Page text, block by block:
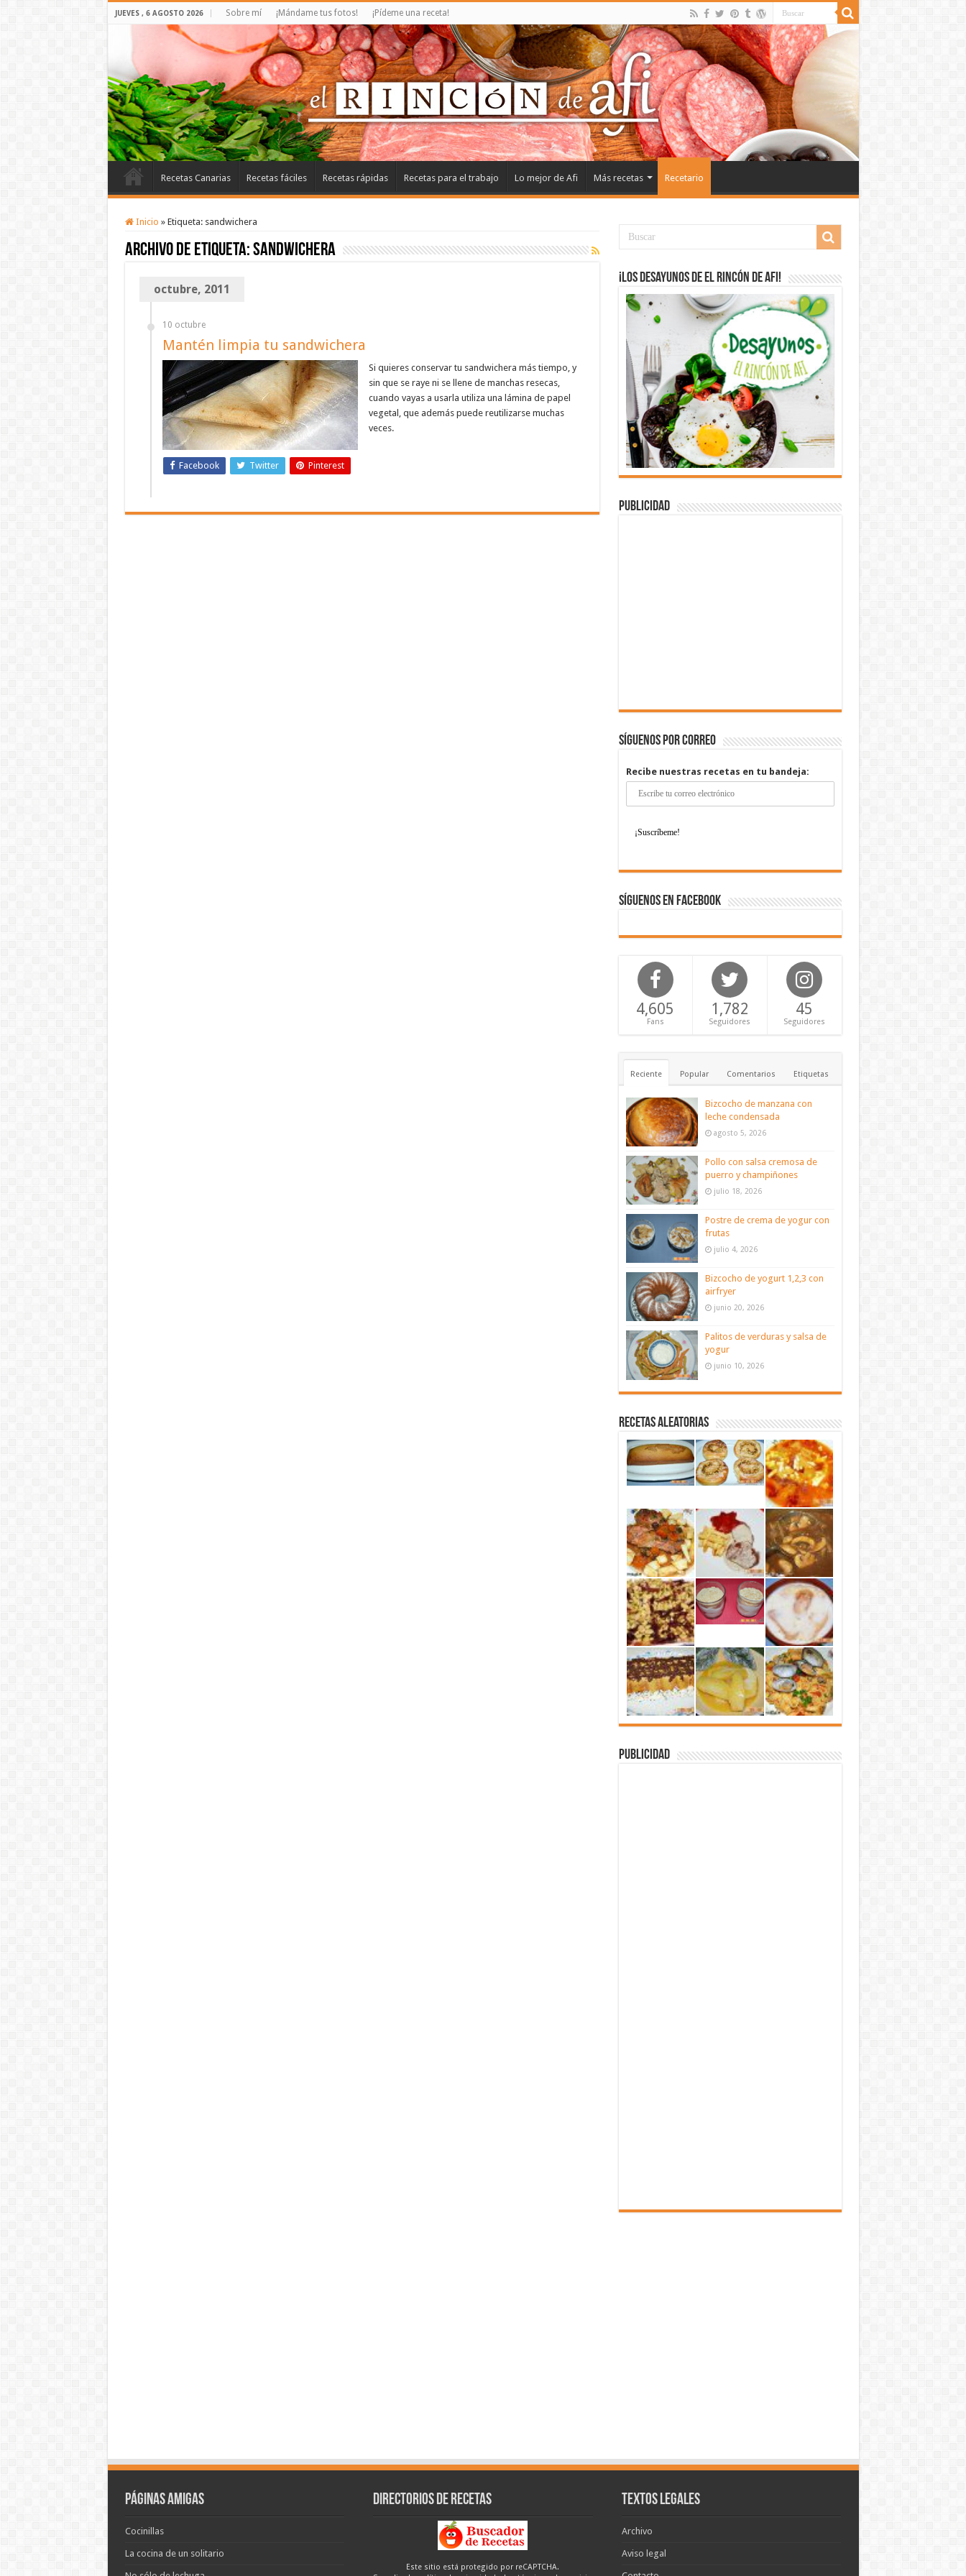
JUEVES , 6 AGOSTO 2026 Sobre mí ¡Mándame tus fotos! ¡Pídeme una receta!
Recetas Canarias Recetas fáciles Recetas rápidas Recetas para el trabajo Lo mejor de Afi Más recetas Recetario
Inicio » Etiqueta: sandwichera
Archivo de etiqueta:sandwichera
octubre, 2011
10 octubre
Mantén limpia tu sandwichera
Si quieres conservar tu sandwichera más tiempo, y
sin que se raye ni se llene de manchas resecas,
cuando vayas a usarla utiliza una lámina de papel
vegetal, que además puede reutilizarse muchas
veces.
Facebook Twitter Pinterest
¡Los desayunos de El Rincón de Afi!
Publicidad
Síguenos por correo
Recibe nuestras recetas en tu bandeja:
Síguenos en Facebook
4,605
Fans
1,782
Seguidores
45
Seguidores
Reciente Popular Comentarios Etiquetas
Bizcocho de manzana con
leche condensada
agosto 5, 2026
Pollo con salsa cremosa de
puerro y champiñones
julio 18, 2026
Postre de crema de yogur con
frutas
julio 4, 2026
Bizcocho de yogurt 1,2,3 con
airfryer
junio 20, 2026
Palitos de verduras y salsa de
yogur
junio 10, 2026
Recetas aleatorias
Publicidad
Páginas amigas
Cocinillas
La cocina de un solitario
Directorios de recetas
Este sitio está protegido por reCAPTCHA.
Textos legales
Archivo
Aviso legal